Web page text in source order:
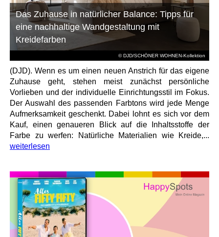
© DJD/SCHÖNER WOHNEN-Kollektion
Das Zuhause in natürlicher Balance: Tipps für
eine nachhaltige Wandgestaltung mit
Kreidefarben
(DJD). Wenn es um einen neuen Anstrich für das eigene
Zuhause geht, stehen meist zunächst persönliche
Vorlieben und der individuelle Einrichtungsstil im Fokus.
Der Auswahl des passenden Farbtons wird jede Menge
Aufmerksamkeit geschenkt. Dabei lohnt es sich vor dem
Kauf, einen genaueren Blick auf die Inhaltsstoffe der
Farbe zu werfen: Natürliche Materialien wie Kreide,...
weiterlesen